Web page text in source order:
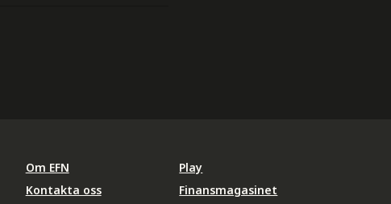
Om EFN
Kontakta oss
Play
Finansmagasinet